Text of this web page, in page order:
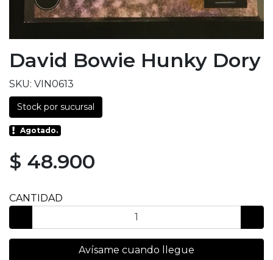
David Bowie Hunky Dory
SKU: VIN0613
Stock por sucursal
Agotado.
$ 48.900
CANTIDAD
Avísame cuando llegue